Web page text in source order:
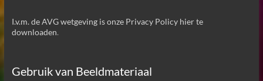
I.v.m. de AVG wetgeving is onze Privacy Policy hier te
downloaden.
Gebruik van Beeldmateriaal